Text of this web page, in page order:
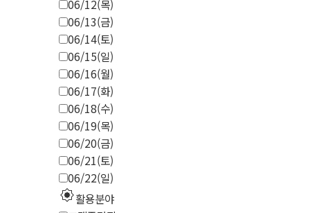
06/12(목)
06/13(금)
06/14(토)
06/15(일)
06/16(월)
06/17(화)
06/18(수)
06/19(목)
06/20(금)
06/21(토)
06/22(일)
explosion활용분야